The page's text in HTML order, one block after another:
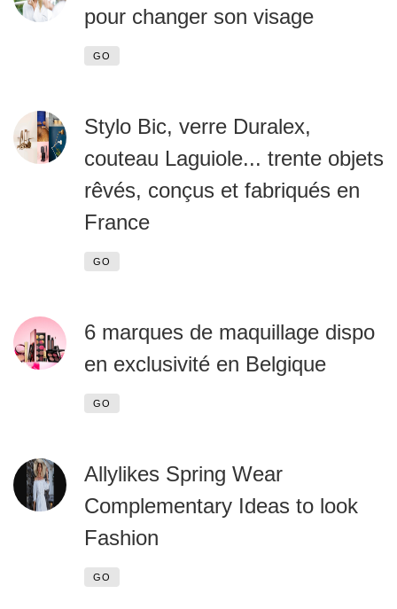
pour changer son visage
GO
Stylo Bic, verre Duralex,
couteau Laguiole... trente objets
rêvés, conçus et fabriqués en
France
GO
6 marques de maquillage dispo
en exclusivité en Belgique
GO
Allylikes Spring Wear
Complementary Ideas to look
Fashion
GO